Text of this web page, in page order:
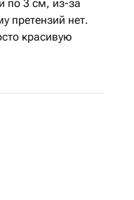
по 3 см, из-за
претензий нет.
красивую